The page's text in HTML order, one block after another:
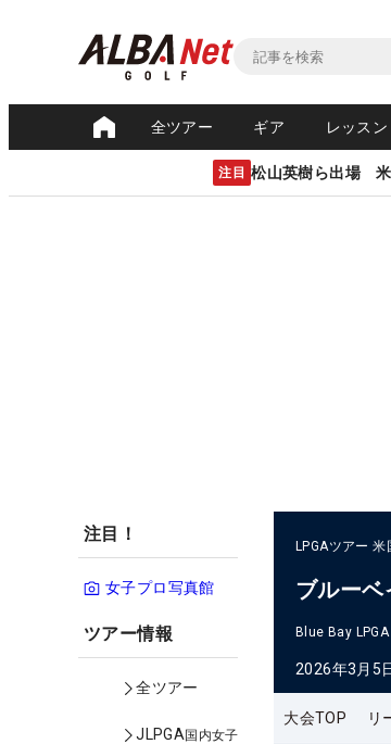
全ツアー ギア レッスン
注目 松山英樹ら出場
注目！
女子プロ写真館
ツアー情報
全ツアー
JLPGA国内女子
LPGAツアー 米
ブルーベ
Blue Bay LPGA
2026年3月5
大会TOP リ